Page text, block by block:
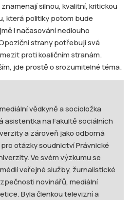
silnou, kvalitní, kritickou
která politiky potom bude
i načasování nedlouho
strany potřebují svá
proti koaličním stranám.
jde prostě o srozumitelné téma.
vědkyně a socioložka
asistentka na Fakultě sociálních
a zároveň jako odborná
otázky soudnictví Právnické
Ve svém výzkumu se
veřejné služby, žurnalistické
novinářů, mediální
Byla členkou televizní a